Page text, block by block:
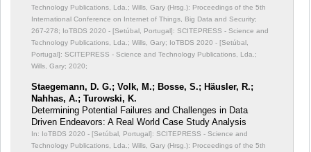
Technology Publications, Lda.; Wills, Gary (Hrsg.): Proceedings of the 5th
International Conference on Internet of Things, Big Data and Security;
267-278; IoTBDS 2020 - [Setúbal, Portugal]: SCITEPRESS - Science and
Technology Publications, Lda.; Wills, Gary; IoTBDS 2020 - [Setúbal,
Portugal]: SCITEPRESS - Science and Technology Publications, Lda.;
Wills, Gary; 2020;
Staegemann, D. G.; Volk, M.; Bosse, S.; Häusler, R.;
Nahhas, A.; Turowski, K.
Determining Potential Failures and Challenges in Data
Driven Endeavors: A Real World Case Study Analysis
In: IoTBDS 2020 - [Setúbal, Portugal]: SCITEPRESS - Science and
Technology Publications, Lda.; Wills, Gary (Hrsg.): Proceedings of the 5th